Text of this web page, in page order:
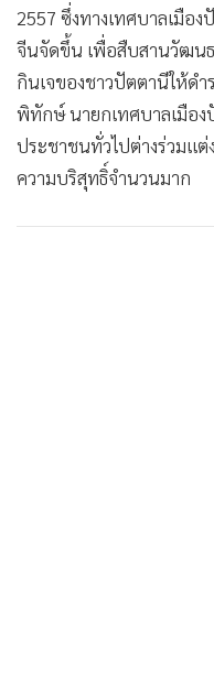
•
อินโดจีน
•
• Celeb Online
• Factcheck
• ญี่ปุ่น
2557 ซึ่งทางเทศบาลเมือ
จีนจัดขึ้น เพื่อสืบสานวัฒน
กินเจของชาวปัตตานีให้ด
พิทักษ์ นายกเทศบาลเมือง
ประชาชนทั่วไปต่างร่วมแต่
ความบริสุทธิ์จำนวนมาก